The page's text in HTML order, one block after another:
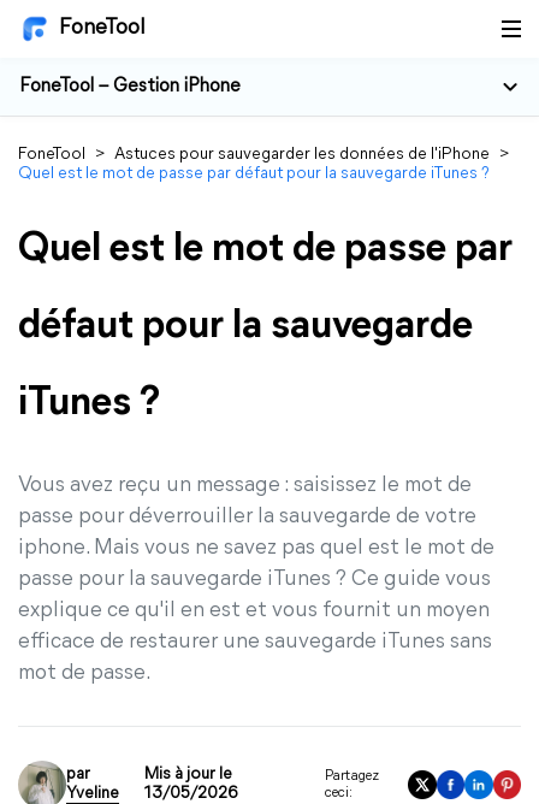
FoneTool
FoneTool – Gestion iPhone
FoneTool > Astuces pour sauvegarder les données de l'iPhone
>
Quel est le mot de passe par défaut pour la sauvegarde iTunes ?
Quel est le mot de passe par
défaut pour la sauvegarde
iTunes ?
Vous avez reçu un message : saisissez le mot de
passe pour déverrouiller la sauvegarde de votre
iphone. Mais vous ne savez pas quel est le mot de
passe pour la sauvegarde iTunes ? Ce guide vous
explique ce qu'il en est et vous fournit un moyen
efficace de restaurer une sauvegarde iTunes sans
mot de passe.
par
Yveline
Mis à jour le
13/05/2026
Partagez
ceci: